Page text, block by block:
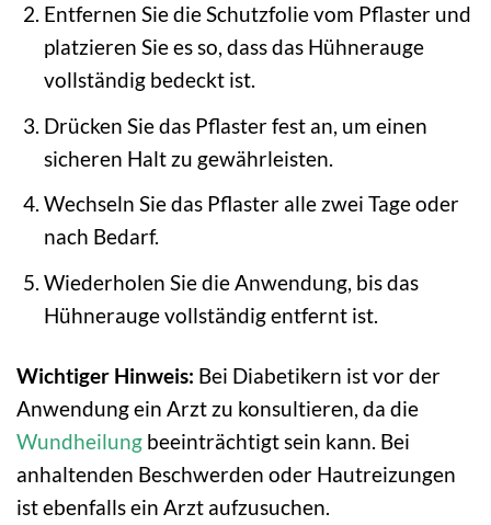
Entfernen Sie die Schutzfolie vom Pflaster und
platzieren Sie es so, dass das Hühnerauge
vollständig bedeckt ist.
Drücken Sie das Pflaster fest an, um einen
sicheren Halt zu gewährleisten.
Wechseln Sie das Pflaster alle zwei Tage oder
nach Bedarf.
Wiederholen Sie die Anwendung, bis das
Hühnerauge vollständig entfernt ist.
Wichtiger Hinweis: Bei Diabetikern ist vor der
Anwendung ein Arzt zu konsultieren, da die
Wundheilung beeinträchtigt sein kann. Bei
anhaltenden Beschwerden oder Hautreizungen
ist ebenfalls ein Arzt aufzusuchen.